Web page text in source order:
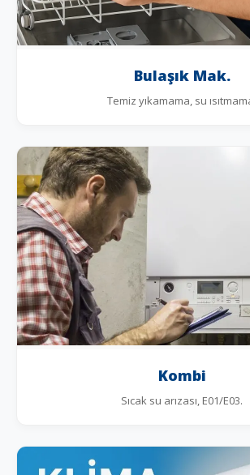
Bulaşık Mak.
Temiz yıkamama, su
Kombi
Sıcak su arızası, E01/E03.